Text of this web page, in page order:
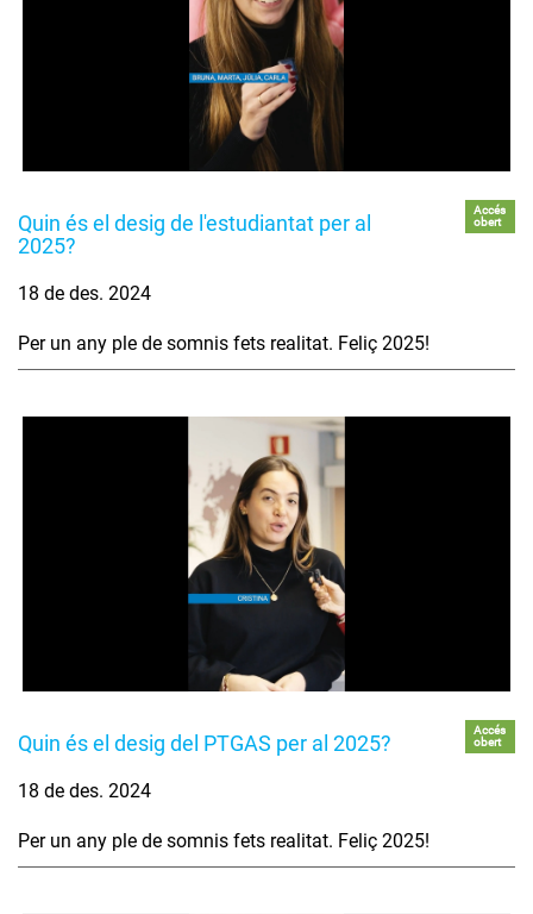
Quin és el desig de l'estudiantat per al
2025?
Accés
obert
18 de des. 2024
Per un any ple de somnis fets realitat. Feliç 2025!
Quin és el desig del PTGAS per al 2025?
Accés
obert
18 de des. 2024
Per un any ple de somnis fets realitat. Feliç 2025!